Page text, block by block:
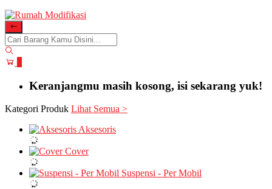
Keranjangmu masih kosong, isi sekarang yuk!
Kategori Produk Lihat Semua >
Aksesoris
Cover
Suspensi - Per Mobil